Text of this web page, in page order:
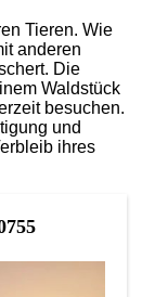
Tieren. Wie
anderen
Die
Waldstück
besuchen.
und
ihres